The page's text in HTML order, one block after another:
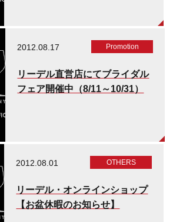
2012.08.17 Promotion
リーデル直営店にてブライダル
フェア開催中（8/11～10/31）
2012.08.01 OTHERS
リーデル・オンラインショップ
【お盆休暇のお知らせ】